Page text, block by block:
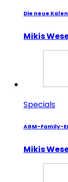
Die neue
Mikis
Specials
AGM-Family-
Mikis